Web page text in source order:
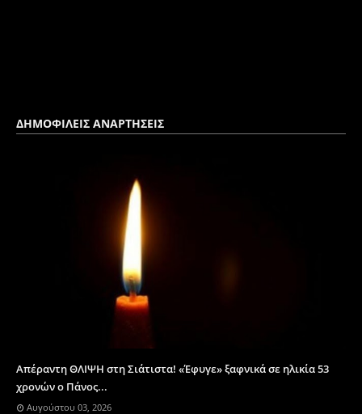
ΔΗΜΟΦΙΛΕΙΣ ΑΝΑΡΤΗΣΕΙΣ
Απέραντη ΘΛΙΨΗ στη Σιάτιστα! «Έφυγε» ξαφνικά σε ηλικία 53
χρονών ο Πάνος...
Αυγούστου 03, 2026